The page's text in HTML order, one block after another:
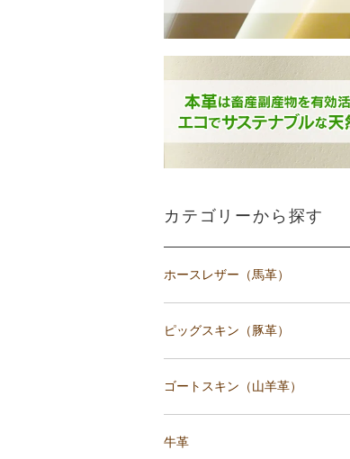
カテゴリーから探す
ホースレザー（馬革）
ピッグスキン（豚革）
ゴートスキン（山羊革）
牛革